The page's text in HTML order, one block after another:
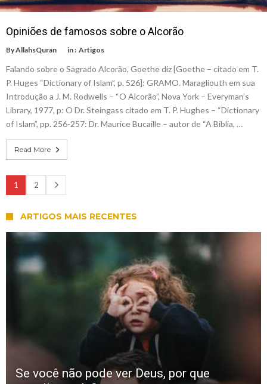
Opiniões de famosos sobre o Alcorão
ByAllahsQuran in : Artigos
Falando sobre o Sagrado Alcorão, Goethe diz [Goethe – citado em T.
P. Huges “Dictionary of Islam”, p. 526]: GRAMO. Maragliouth em sua
Introdução a J. M. Rodwells – “O Alcorão”, Nova York – Everyman’s
Library, 1977, p: O Dr. Steingass citado em T. P. Hughes – “Dictionary
of Islam”, pp. 256-257: Dr. Maurice Bucaille – autor de “A Bíblia, …
Read More
1 2
ARTIGOS MAIS RECENTES
Se você não pode ver Deus, por que